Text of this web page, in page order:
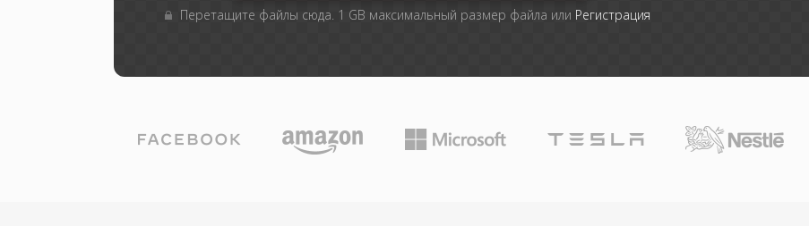
Перетащите файлы сюда. 1 GB максимальный размер файла или Регистрация